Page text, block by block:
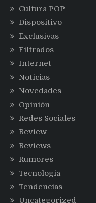
Cultura POP
Dispositivo
Exclusivas
Filtrados
Internet
Noticias
Novedades
Opinión
Redes Sociales
Review
Reviews
Rumores
Tecnología
Tendencias
Uncategorized